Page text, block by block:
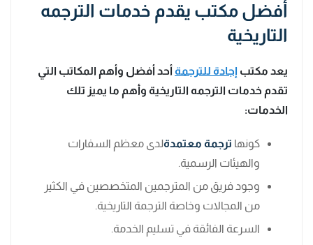
أفضل مكتب يقدم خدمات الترجمه
التاريخية
يعد مكتب إجادة للترجمة أحد أفضل وأهم المكاتب التي
تقدم خدمات الترجمه التاريخية وأهم ما يميز تلك
الخدمات:
كونها ترجمة معتمدةلدى معظم السفارات
والهيئات الرسمية.
وجود فريق من المترجمين المتخصصين في الكثير
من المجالات وخاصة الترجمة التاريخية.
السرعة الفائقة في تسليم الخدمة.